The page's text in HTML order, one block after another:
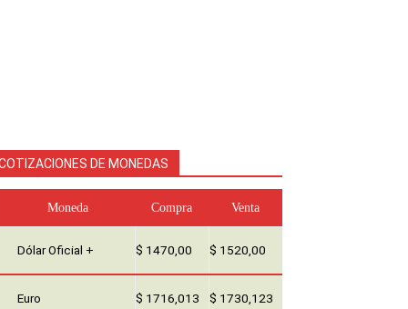
DE MONEDAS
Moneda Compra Venta
Dólar Oficial + $ 1470,00 $ 1520,00
Euro $ 1716,013 $ 1730,123